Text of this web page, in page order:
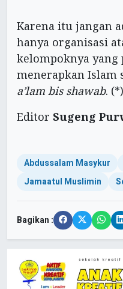
Karena itu jangan
hanya organisasi
kelompoknya yang
menerapkan Islam
a’lam bis shawab. (*)
Editor Sugeng
Abdussalam Masykur
Jamaatul Muslimin
Bagikan :